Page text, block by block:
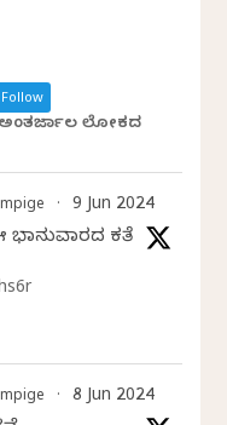
Follow
ಅಂತರ್ಜಾಲ ಲೋಕದ
· 9 Jun 2024
ಕತೆ
· 8 Jun 2024